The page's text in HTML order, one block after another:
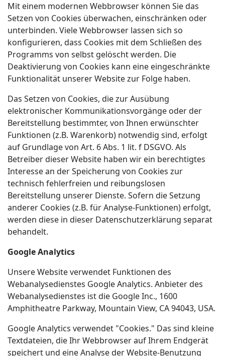
Mit einem modernen Webbrowser können Sie das
Setzen von Cookies überwachen, einschränken oder
unterbinden. Viele Webbrowser lassen sich so
konfigurieren, dass Cookies mit dem Schließen des
Programms von selbst gelöscht werden. Die
Deaktivierung von Cookies kann eine eingeschränkte
Funktionalität unserer Website zur Folge haben.
Das Setzen von Cookies, die zur Ausübung
elektronischer Kommunikationsvorgänge oder der
Bereitstellung bestimmter, von Ihnen erwünschter
Funktionen (z.B. Warenkorb) notwendig sind, erfolgt
auf Grundlage von Art. 6 Abs. 1 lit. f DSGVO. Als
Betreiber dieser Website haben wir ein berechtigtes
Interesse an der Speicherung von Cookies zur
technisch fehlerfreien und reibungslosen
Bereitstellung unserer Dienste. Sofern die Setzung
anderer Cookies (z.B. für Analyse-Funktionen) erfolgt,
werden diese in dieser Datenschutzerklärung separat
behandelt.
Google Analytics
Unsere Website verwendet Funktionen des
Webanalysedienstes Google Analytics. Anbieter des
Webanalysedienstes ist die Google Inc., 1600
Amphitheatre Parkway, Mountain View, CA 94043, USA.
Google Analytics verwendet "Cookies." Das sind kleine
Textdateien, die Ihr Webbrowser auf Ihrem Endgerät
speichert und eine Analyse der Website-Benutzung